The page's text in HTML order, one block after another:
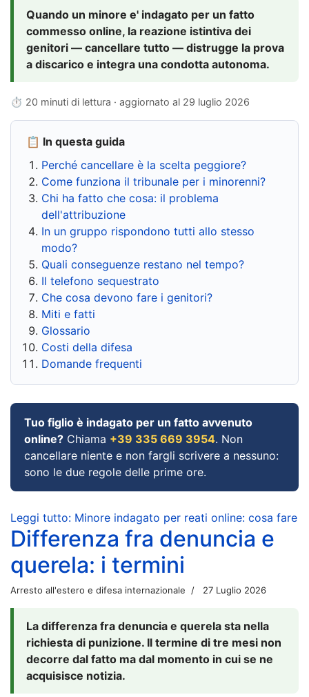
Quando un minore e' indagato per un fatto
commesso online, la reazione istintiva dei
genitori — cancellare tutto — distrugge la prova
a discarico e integra una condotta autonoma.
⏱ 20 minuti di lettura · aggiornato al 29 luglio 2026
📋 In questa guida
Perché cancellare è la scelta peggiore?
Come funziona il tribunale per i minorenni?
Chi ha fatto che cosa: il problema
dell'attribuzione
In un gruppo rispondono tutti allo stesso
modo?
Quali conseguenze restano nel tempo?
Il telefono sequestrato
Che cosa devono fare i genitori?
Miti e fatti
Glossario
Costi della difesa
Domande frequenti
Tuo figlio è indagato per un fatto avvenuto
online? Chiama +39 335 669 3954. Non
cancellare niente e non fargli scrivere a nessuno:
sono le due regole delle prime ore.
Leggi tutto: Minore indagato per reati online: cosa fare
Differenza fra denuncia e
querela: i termini
Arresto all'estero e difesa internazionale 27 Luglio 2026
La differenza fra denuncia e querela sta nella
richiesta di punizione. Il termine di tre mesi non
decorre dal fatto ma dal momento in cui se ne
acquisisce notizia.